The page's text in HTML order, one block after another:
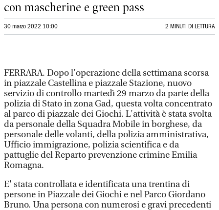
con mascherine e green pass
30 marzo 2022 10:00 2 MINUTI DI LETTURA
FERRARA. Dopo l’operazione della settimana scorsa
in piazzale Castellina e piazzale Stazione, nuovo
servizio di controllo martedì 29 marzo da parte della
polizia di Stato in zona Gad, questa volta concentrato
al parco di piazzale dei Giochi. L'attività è stata svolta
da personale della Squadra Mobile in borghese, da
personale delle volanti, della polizia amministrativa,
Ufficio immigrazione, polizia scientifica e da
pattuglie del Reparto prevenzione crimine Emilia
Romagna.
E' stata controllata e identificata una trentina di
persone in Piazzale dei Giochi e nel Parco Giordano
Bruno. Una persona con numerosi e gravi precedenti